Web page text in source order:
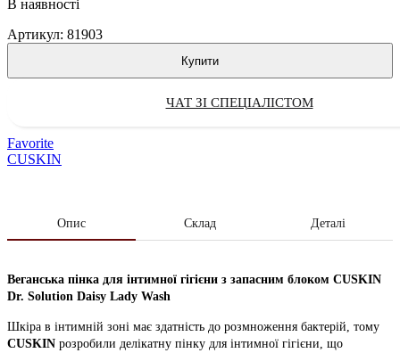
В наявності
Артикул: 81903
Купити
ЧАТ ЗІ СПЕЦІАЛІСТОМ
Favorite
CUSKIN
Опис Склад Деталі
Веганська пінка для інтимної гігієни з запасним блоком CUSKIN
Dr. Solution Daisy Lady Wash
Шкіра в інтимній зоні має здатність до розмноження бактерій, тому
CUSKIN розробили делікатну пінку для інтимної гігієни, що